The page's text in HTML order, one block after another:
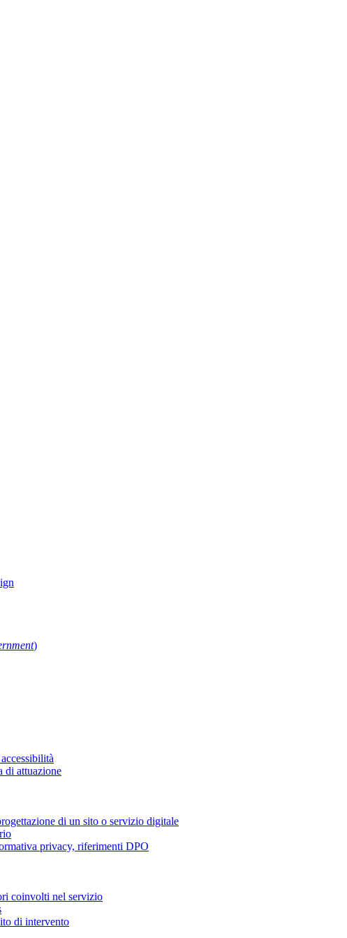
)
di attuazione
di un sito o servizio digitale
privacy, riferimenti DPO
coinvolti nel servizio
di intervento